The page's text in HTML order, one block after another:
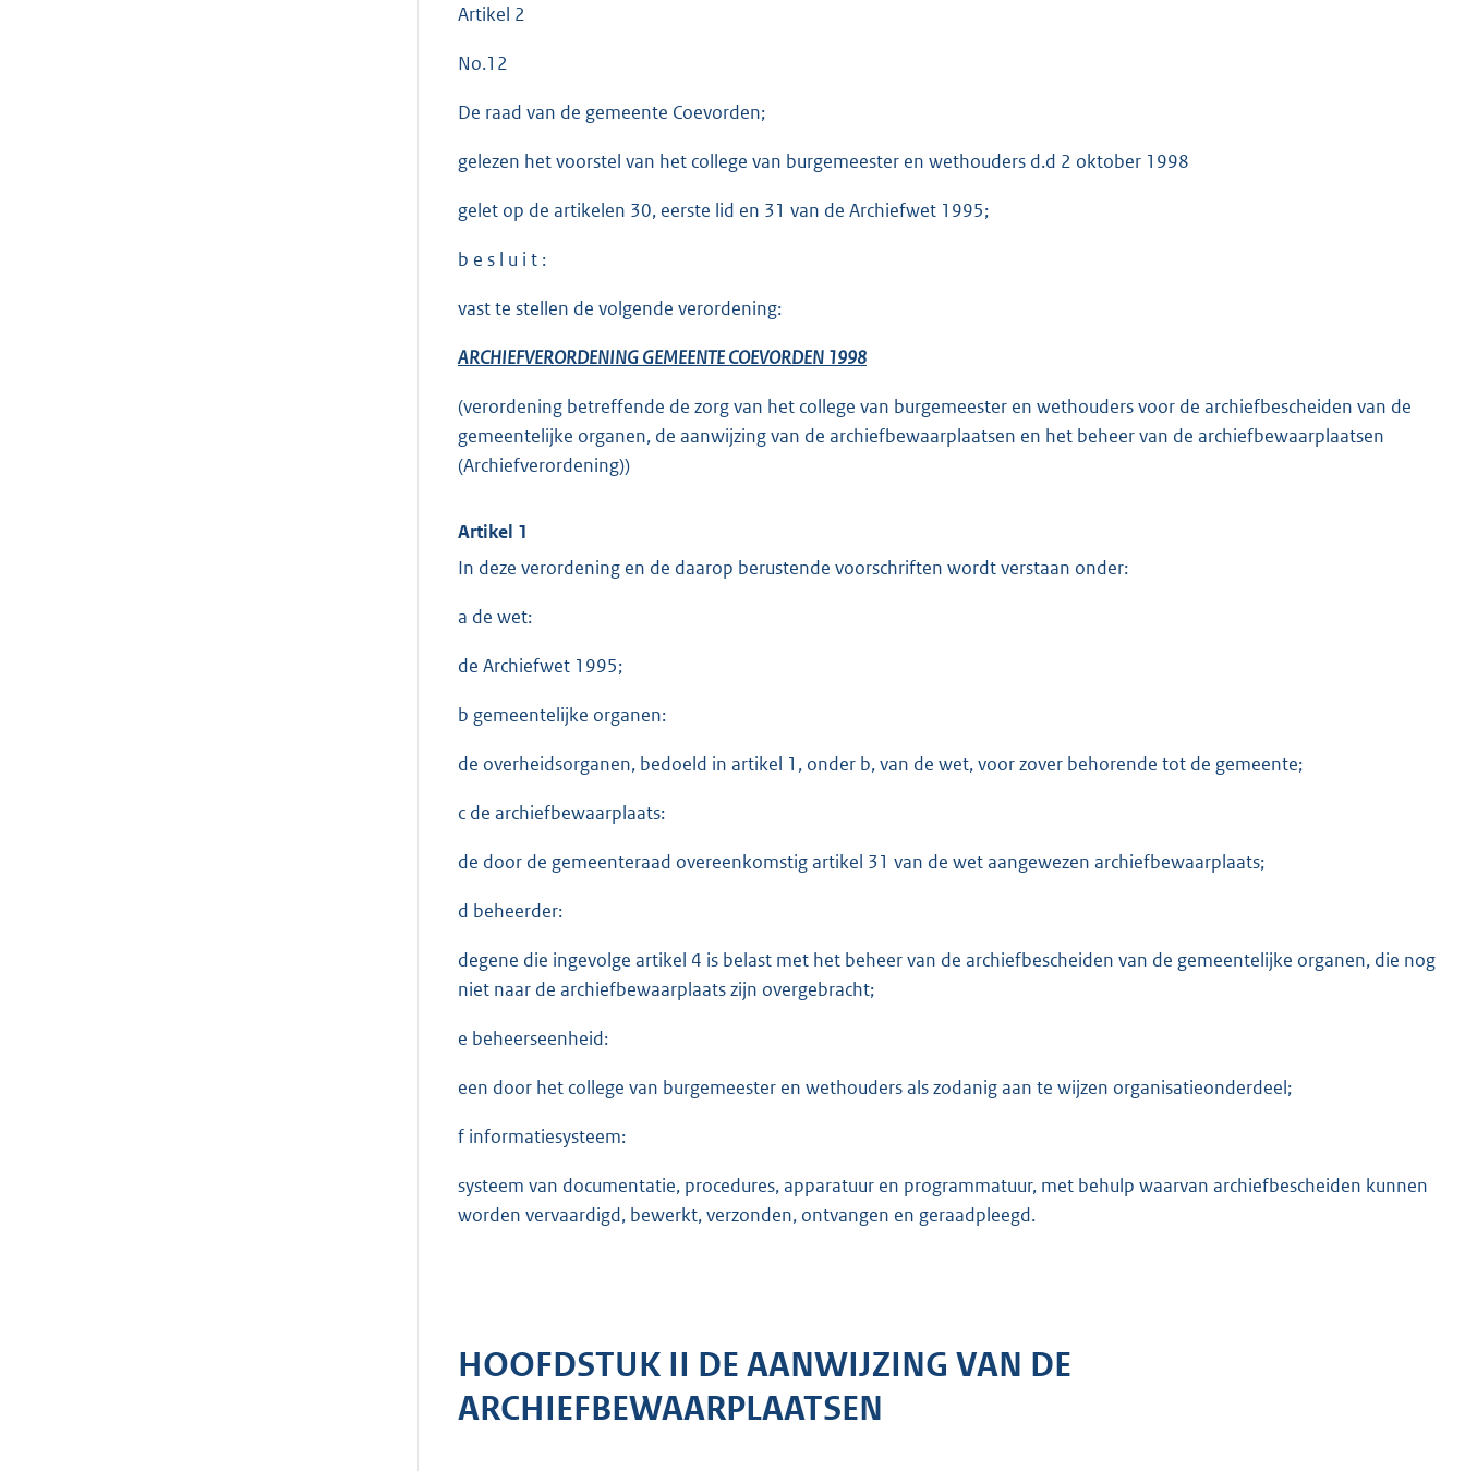
Artikel 2
No.12
De raad van de gemeente Coevorden;
gelezen het voorstel van het college van burgemeester en wethouders d.d 2 oktober 1998
gelet op de artikelen 30, eerste lid en 31 van de Archiefwet 1995;
b e s l u i t :
vast te stellen de volgende verordening:
ARCHIEFVERORDENING GEMEENTE COEVORDEN 1998
(verordening betreffende de zorg van het college van burgemeester en wethouders voor de archiefbescheiden van de
gemeentelijke organen, de aanwijzing van de archiefbewaarplaatsen en het beheer van de archiefbewaarplaatsen
(Archiefverordening))
Artikel 1
In deze verordening en de daarop berustende voorschriften wordt verstaan onder:
a de wet:
de Archiefwet 1995;
b gemeentelijke organen:
de overheidsorganen, bedoeld in artikel 1, onder b, van de wet, voor zover behorende tot de gemeente;
c de archiefbewaarplaats:
de door de gemeenteraad overeenkomstig artikel 31 van de wet aangewezen archiefbewaarplaats;
d beheerder:
degene die ingevolge artikel 4 is belast met het beheer van de archiefbescheiden van de gemeentelijke organen, die nog
niet naar de archiefbewaarplaats zijn overgebracht;
e beheerseenheid:
een door het college van burgemeester en wethouders als zodanig aan te wijzen organisatieonderdeel;
f informatiesysteem:
systeem van documentatie, procedures, apparatuur en programmatuur, met behulp waarvan archiefbescheiden kunnen
worden vervaardigd, bewerkt, verzonden, ontvangen en geraadpleegd.
HOOFDSTUK II DE AANWIJZING VAN DE
ARCHIEFBEWAARPLAATSEN